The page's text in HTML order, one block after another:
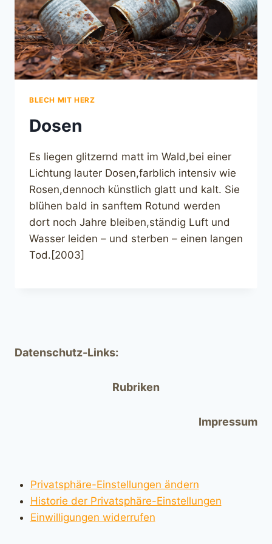
BLECH MIT HERZ
Dosen
Es liegen glitzernd matt im Wald,bei einer
Lichtung lauter Dosen,farblich intensiv wie
Rosen,dennoch künstlich glatt und kalt. Sie
blühen bald in sanftem Rotund werden
dort noch Jahre bleiben,ständig Luft und
Wasser leiden – und sterben – einen langen
Tod.[2003]
Datenschutz-Links:
Rubriken
Impressum
Privatsphäre-Einstellungen ändern
Historie der Privatsphäre-Einstellungen
Einwilligungen widerrufen